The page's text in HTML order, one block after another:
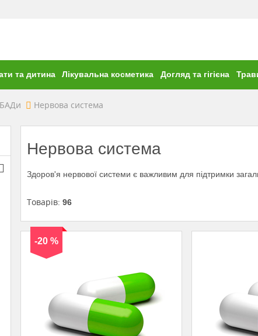
та дитина Лікувальна косметика Догляд та гігієна
БАДи Нервова система
Нервова система
Здоров'я нервової системи є важливим для підтримки
Товарів: 96
-20 %